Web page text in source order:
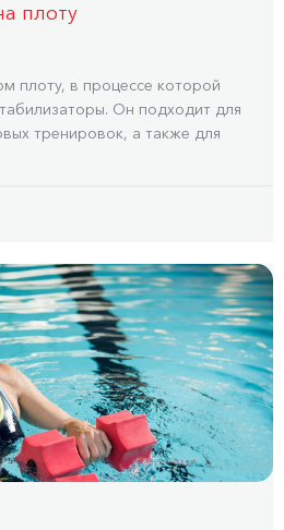
плоту
плоту, в процессе которой
Он подходит для
тренировок, а также для